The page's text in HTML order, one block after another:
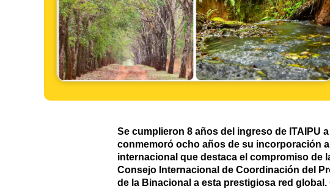
Se cumplieron 8 años del ingreso de ITAIPU
conmemoró ocho años de su incorporación
internacional que destaca el compromiso de
Consejo Internacional de Coordinación del
de la Binacional a esta prestigiosa red